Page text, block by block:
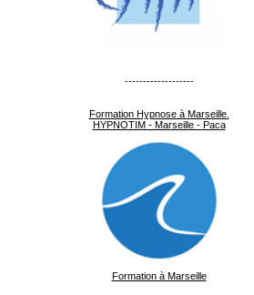
-------------------
Formation Hypnose à Marseille.
HYPNOTIM - Marseille - Paca
Formation à Marseille